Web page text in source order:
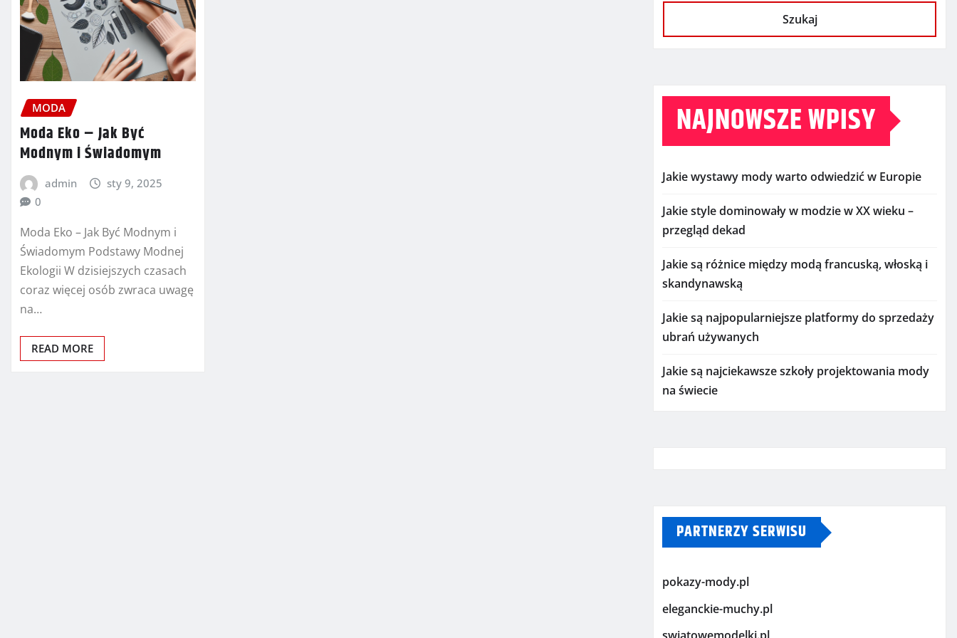
MODA
Moda Eko – Jak Być
Modnym i Świadomym
admin
sty 9, 2025
0
Moda Eko – Jak Być Modnym i
Świadomym Podstawy Modnej
Ekologii W dzisiejszych czasach
coraz więcej osób zwraca uwagę
na…
READ MORE
Szukaj
NAJNOWSZE WPISY
Jakie wystawy mody warto odwiedzić w Europie
Jakie style dominowały w modzie w XX wieku –
przegląd dekad
Jakie są różnice między modą francuską, włoską i
skandynawską
Jakie są najpopularniejsze platformy do sprzedaży
ubrań używanych
Jakie są najciekawsze szkoły projektowania mody
na świecie
PARTNERZY SERWISU
pokazy-mody.pl
eleganckie-muchy.pl